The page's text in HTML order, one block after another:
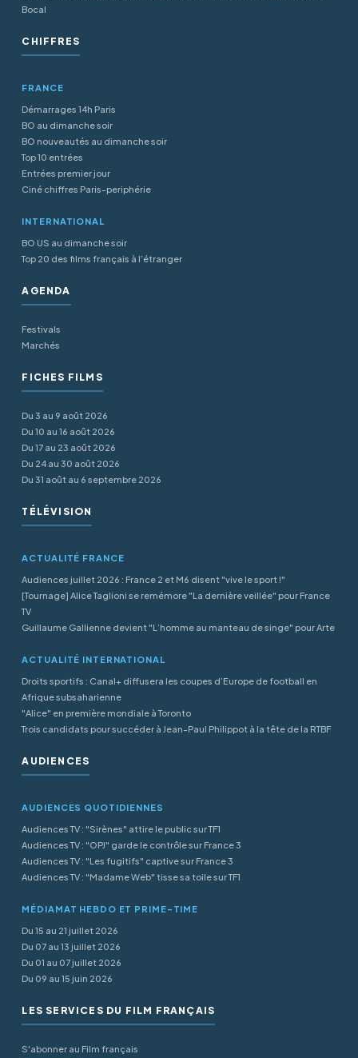
Bocal
CHIFFRES
FRANCE
Démarrages 14h Paris
BO au dimanche soir
BO nouveautés au dimanche soir
Top 10 entrées
Entrées premier jour
Ciné chiffres Paris-periphérie
INTERNATIONAL
BO US au dimanche soir
Top 20 des films français à l’étranger
AGENDA
Festivals
Marchés
FICHES FILMS
Du 3 au 9 août 2026
Du 10 au 16 août 2026
Du 17 au 23 août 2026
Du 24 au 30 août 2026
Du 31 août au 6 septembre 2026
TÉLÉVISION
ACTUALITÉ FRANCE
Audiences juillet 2026 : France 2 et M6 disent "vive le sport !"
[Tournage] Alice Taglioni se remémore "La dernière veillée" pour France
TV
Guillaume Gallienne devient "L’homme au manteau de singe" pour Arte
ACTUALITÉ INTERNATIONAL
Droits sportifs : Canal+ diffusera les coupes d’Europe de football en
Afrique subsaharienne
"Alice" en première mondiale à Toronto
Trois candidats pour succéder à Jean-Paul Philippot à la tête de la RTBF
AUDIENCES
AUDIENCES QUOTIDIENNES
Audiences TV : "Sirènes" attire le public sur TF1
Audiences TV : "OPJ" garde le contrôle sur France 3
Audiences TV : "Les fugitifs" captive sur France 3
Audiences TV : "Madame Web" tisse sa toile sur TF1
MÉDIAMAT HEBDO ET PRIME-TIME
Du 15 au 21 juillet 2026
Du 07 au 13 juillet 2026
Du 01 au 07 juillet 2026
Du 09 au 15 juin 2026
LES SERVICES DU FILM FRANÇAIS
S'abonner au Film français